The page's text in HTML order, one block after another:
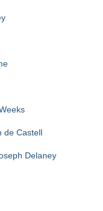
de Castell
Delaney